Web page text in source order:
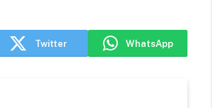
Twitter WhatsApp